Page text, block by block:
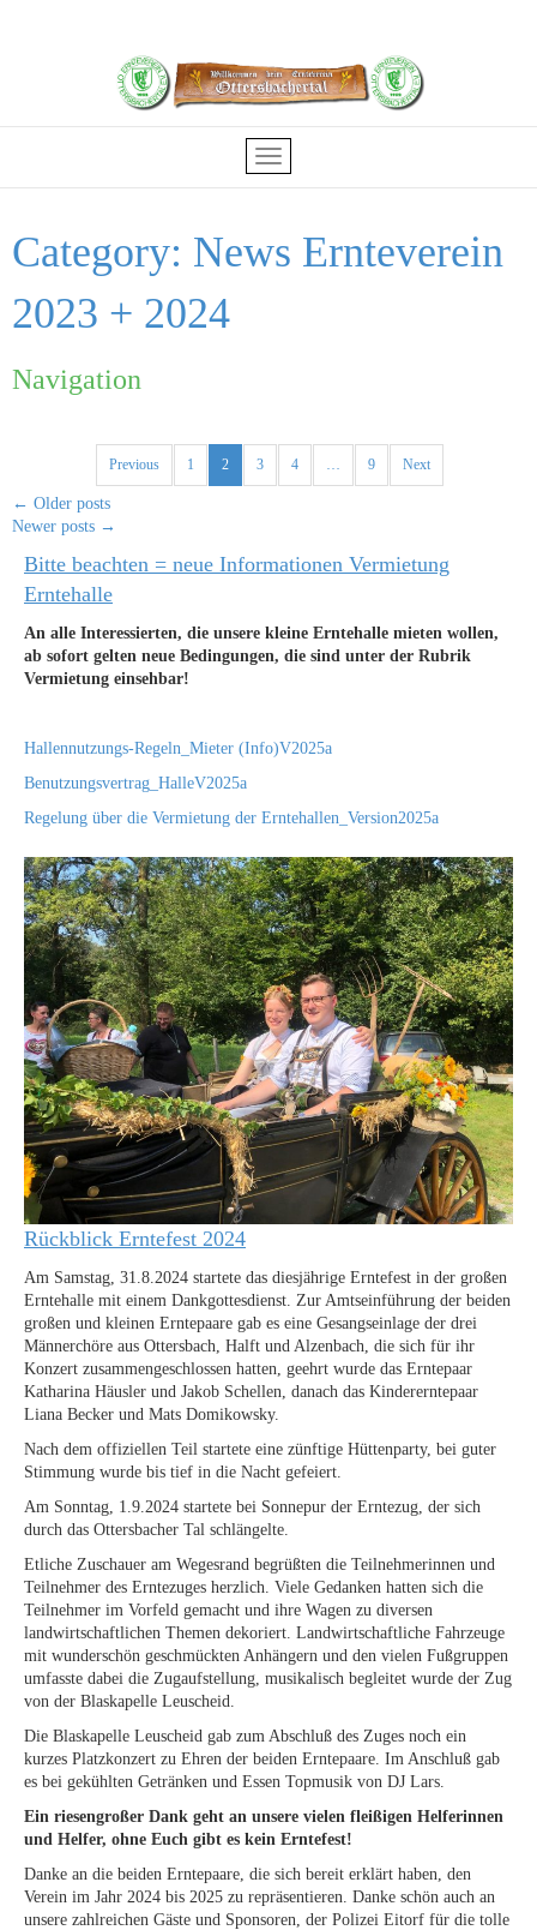
Category: News Ernteverein
2023 + 2024
Navigation
Previous 1 2 3 4 … 9 Next
← Older posts
Newer posts →
Bitte beachten = neue Informationen Vermietung
Erntehalle
An alle Interessierten, die unsere kleine Erntehalle mieten wollen,
ab sofort gelten neue Bedingungen, die sind unter der Rubrik
Vermietung einsehbar!
Hallennutzungs-Regeln_Mieter (Info)V2025a
Benutzungsvertrag_HalleV2025a
Regelung über die Vermietung der Erntehallen_Version2025a
Rückblick Erntefest 2024
Am Samstag, 31.8.2024 startete das diesjährige Erntefest in der großen
Erntehalle mit einem Dankgottesdienst. Zur Amtseinführung der beiden
großen und kleinen Erntepaare gab es eine Gesangseinlage der drei
Männerchöre aus Ottersbach, Halft und Alzenbach, die sich für ihr
Konzert zusammengeschlossen hatten, geehrt wurde das Erntepaar
Katharina Häusler und Jakob Schellen, danach das Kindererntepaar
Liana Becker und Mats Domikowsky.
Nach dem offiziellen Teil startete eine zünftige Hüttenparty, bei guter
Stimmung wurde bis tief in die Nacht gefeiert.
Am Sonntag, 1.9.2024 startete bei Sonnepur der Erntezug, der sich
durch das Ottersbacher Tal schlängelte.
Etliche Zuschauer am Wegesrand begrüßten die Teilnehmerinnen und
Teilnehmer des Erntezuges herzlich. Viele Gedanken hatten sich die
Teilnehmer im Vorfeld gemacht und ihre Wagen zu diversen
landwirtschaftlichen Themen dekoriert. Landwirtschaftliche Fahrzeuge
mit wunderschön geschmückten Anhängern und den vielen Fußgruppen
umfasste dabei die Zugaufstellung, musikalisch begleitet wurde der Zug
von der Blaskapelle Leuscheid.
Die Blaskapelle Leuscheid gab zum Abschluß des Zuges noch ein
kurzes Platzkonzert zu Ehren der beiden Erntepaare. Im Anschluß gab
es bei gekühlten Getränken und Essen Topmusik von DJ Lars.
Ein riesengroßer Dank geht an unsere vielen fleißigen Helferinnen
und Helfer, ohne Euch gibt es kein Erntefest!
Danke an die beiden Erntepaare, die sich bereit erklärt haben, den
Verein im Jahr 2024 bis 2025 zu repräsentieren. Danke schön auch an
unsere zahlreichen Gäste und Sponsoren, der Polizei Eitorf für die tolle